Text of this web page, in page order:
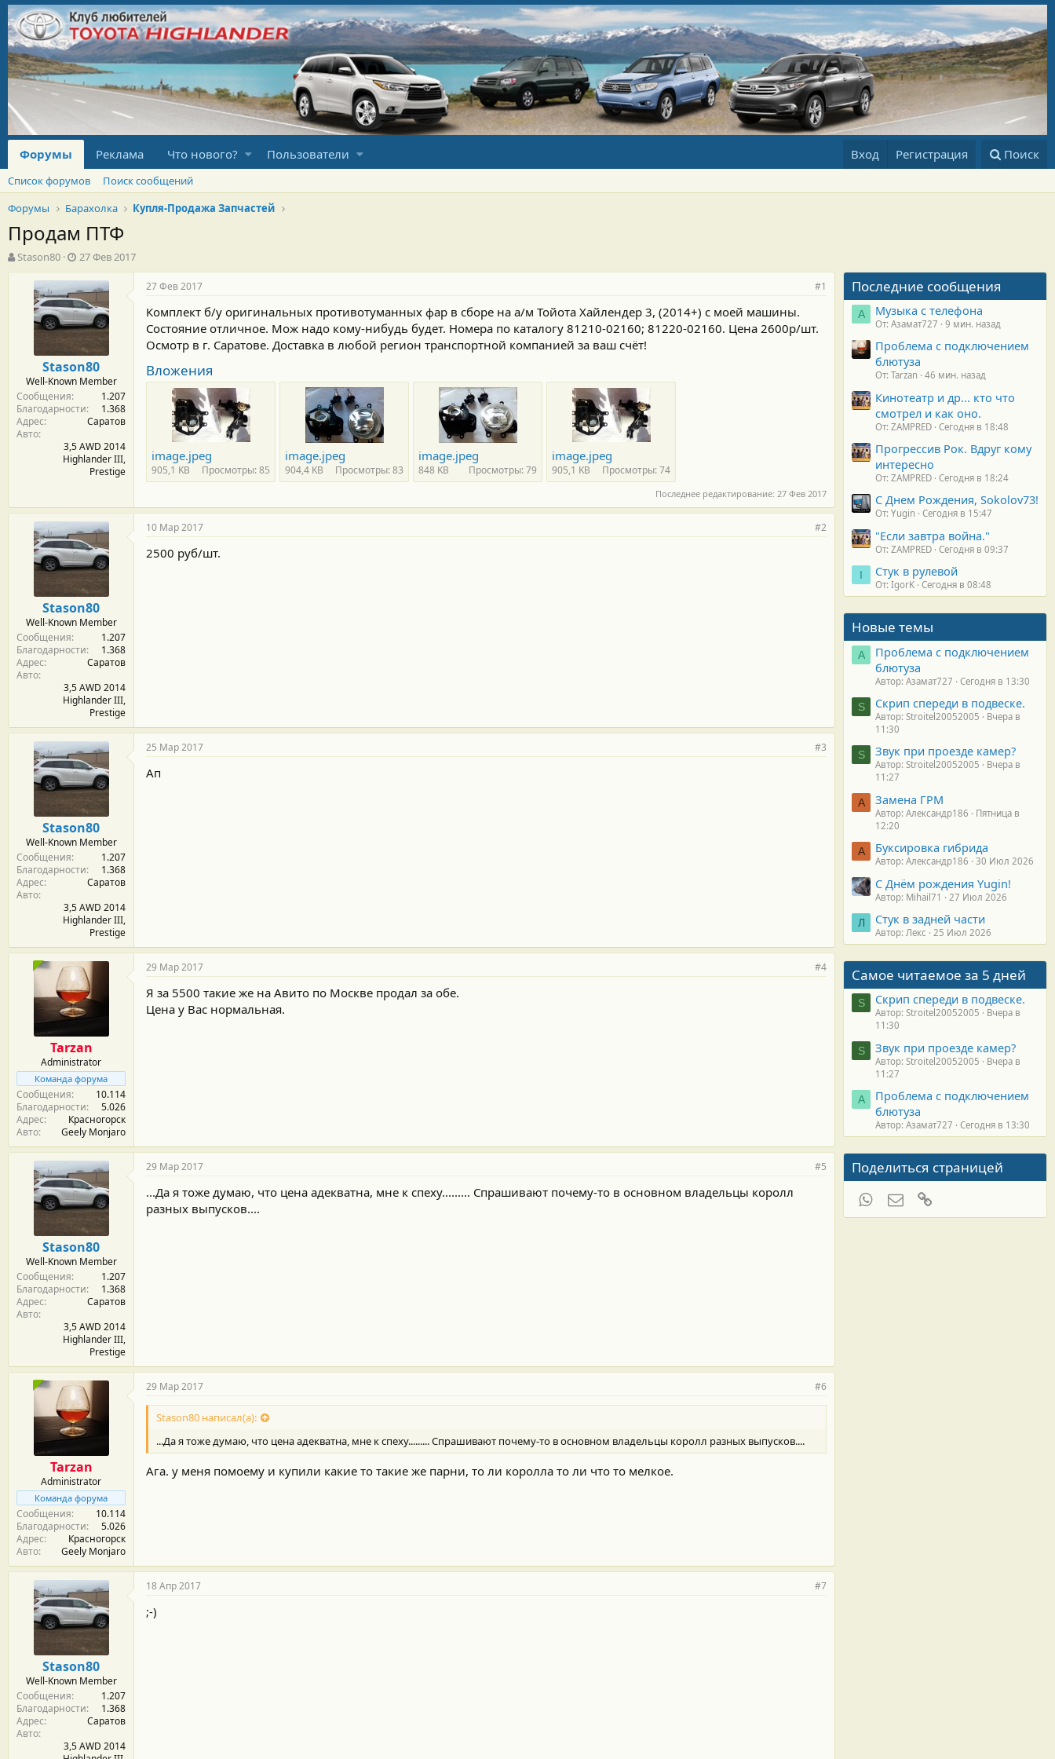
Форумы Реклама Что нового? Пользователи Вход Регистрация Поиск
Список форумов
Поиск сообщений
Форумы
Барахолка Купля-Продажа Запчастей
Продам ПТФ
А
в
Stason80
Д
а
т
а
н
а
а
л
а
27 Фев 2017
Stason80
Well-Known Member
Сообщения
1.207
Благодарности
1.368
Адрес
Саратов
Авто
3,5 AWD 2014
Highlander III,
Prestige
27 Фев 2017 #1
Комплект б/у оригинальных противотуманных фар в сборе на а/м Тойота Хайлендер 3, (2014+) с моей машины.
Состояние отличное. Мож надо кому-нибудь будет. Номера по каталогу 81210-02160; 81220-02160. Цена 2600р/шт.
Осмотр в г. Саратове. Доставка в любой регион транспортной компанией за ваш счёт!
Вложения
image.jpeg
905,1 KB Просмотры: 85
image.jpeg
904,4 KB Просмотры: 83
image.jpeg
848 KB Просмотры: 79
image.jpeg
905,1 KB Просмотры: 74
Последнее редактирование: 27 Фев 2017
Stason80
Well-Known Member
Сообщения
1.207
Благодарности
1.368
Адрес
Саратов
Авто
3,5 AWD 2014
Highlander III,
Prestige
10 Мар 2017 #2
2500 руб/шт.
Stason80
Well-Known Member
Сообщения
1.207
Благодарности
1.368
Адрес
Саратов
Авто
3,5 AWD 2014
Highlander III,
Prestige
25 Мар 2017 #3
Ап
Tarzan
Administrator
Команда форума
Сообщения
10.114
Благодарности
5.026
Адрес
Красногорск
Авто
Geely Monjaro
29 Мар 2017 #4
Я за 5500 такие же на Авито по Москве продал за обе.
Цена у Вас нормальная.
Stason80
Well-Known Member
Сообщения
1.207
Благодарности
1.368
Адрес
Саратов
Авто
3,5 AWD 2014
Highlander III,
Prestige
29 Мар 2017 #5
...Да я тоже думаю, что цена адекватна, мне к спеху......... Спрашивают почему-то в основном владельцы королл
разных выпусков....
Tarzan
Administrator
Команда форума
Сообщения
10.114
Благодарности
5.026
Адрес
Красногорск
Авто
Geely Monjaro
29 Мар 2017 #6
Stason80 написал(а):
...Да я тоже думаю, что цена адекватна, мне к спеху......... Спрашивают почему-то в основном владельцы королл разных выпусков....
Ага. у меня помоему и купили какие то такие же парни, то ли королла то ли что то мелкое.
Stason80
Well-Known Member
Сообщения
1.207
Благодарности
1.368
Адрес
Саратов
Авто
3,5 AWD 2014
18 Апр 2017 #7
;-)
Последние сообщения
А Музыка с телефона
От: Азамат727 9 мин. назад
Проблема с подключением
блютуза
От: Tarzan 46 мин. назад
Кинотеатр и др... кто что
смотрел и как оно.
От: ZAMPRED Сегодня в 18:48
Прогрессив Рок. Вдруг кому
интересно
От: ZAMPRED Сегодня в 18:24
С Днем Рождения, Sokolov73!
От: Yugin Сегодня в 15:47
"Если завтра война."
От: ZAMPRED Сегодня в 09:37
I Стук в рулевой
От: IgorK Сегодня в 08:48
Новые темы
А
Проблема с подключением
блютуза
Автор: Азамат727 Сегодня в 13:30
S Скрип спереди в подвеске.
Автор: Stroitel20052005
Вчера в
11:30
S Звук при проезде камер?
Автор: Stroitel20052005
Вчера в
11:27
А Замена ГРМ
Автор: Александр186
Пятница в
12:20
А Буксировка гибрида
Автор: Александр186 30 Июл 2026
С Днём рождения Yugin!
Автор: Mihail71 27 Июл 2026
Л Стук в задней части
Автор: Лекс 25 Июл 2026
Самое читаемое за 5 дней
S Скрип спереди в подвеске.
Автор: Stroitel20052005
Вчера в
11:30
S Звук при проезде камер?
Автор: Stroitel20052005
Вчера в
11:27
А
Проблема с подключением
блютуза
Автор: Азамат727 Сегодня в 13:30
Поделиться страницей
WhatsAppЭлектронная почта